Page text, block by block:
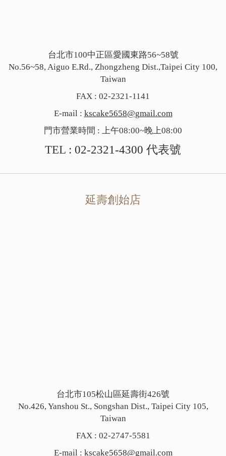
台北市100中正區愛國東路56~58號
No.56~58, Aiguo E.Rd., Zhongzheng Dist.,Taipei City 100,
Taiwan
FAX : 02-2321-1141
E-mail : kscake5658@gmail.com
門市營業時間 : 上午08:00~晚上08:00
TEL : 02-2321-4300 代表號
延壽創始店
台北市105松山區延壽街426號
No.426, Yanshou St., Songshan Dist., Taipei City 105,
Taiwan
FAX : 02-2747-5581
E-mail : kscake5658@gmail.com